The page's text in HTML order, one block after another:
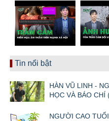
Tin nổi bật
HÀN VŨ LINH -
HỌC VÀ BÁO CHÍ
NGƯỜI CAO